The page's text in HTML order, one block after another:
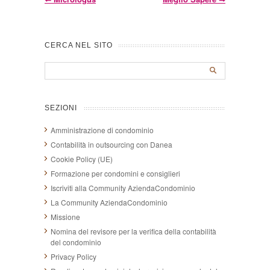
CERCA NEL SITO
SEZIONI
Amministrazione di condominio
Contabilità in outsourcing con Danea
Cookie Policy (UE)
Formazione per condomini e consiglieri
Iscriviti alla Community AziendaCondominio
La Community AziendaCondominio
Missione
Nomina del revisore per la verifica della contabilità
del condominio
Privacy Policy